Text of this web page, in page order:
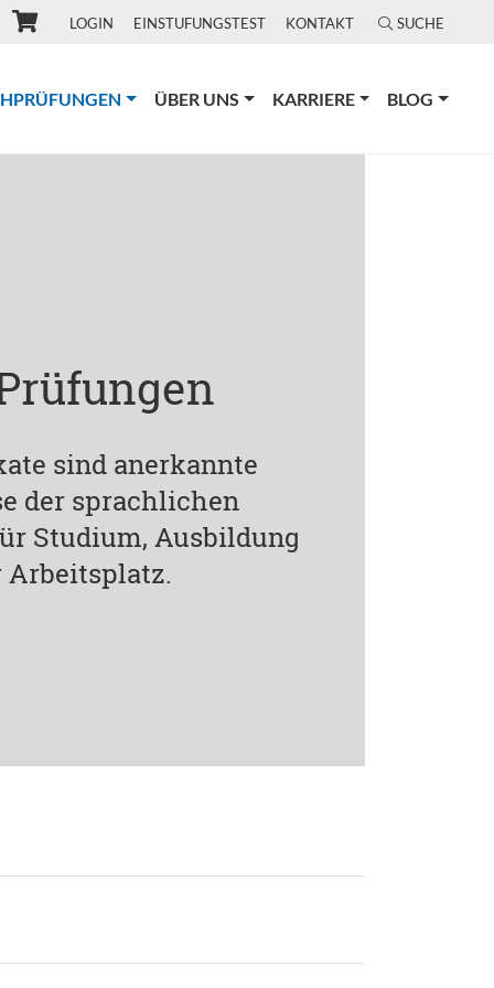
LOGIN EINSTUFUNGSTEST KONTAKT SUCHE
(CURRENT)
ÜBER UNS KARRIERE BLOG
sind anerkannte
der sprachlichen
Studium, Ausbildung
Arbeitsplatz.